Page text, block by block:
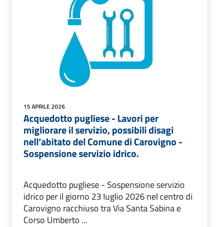
15 APRILE 2026
Acquedotto pugliese - Lavori per
migliorare il servizio, possibili disagi
nell’abitato del Comune di Carovigno -
Sospensione servizio idrico.
Acquedotto pugliese - Sospensione servizio
idrico per il giorno 23 luglio 2026 nel centro di
Carovigno racchiuso tra Via Santa Sabina e
Corso Umberto ...